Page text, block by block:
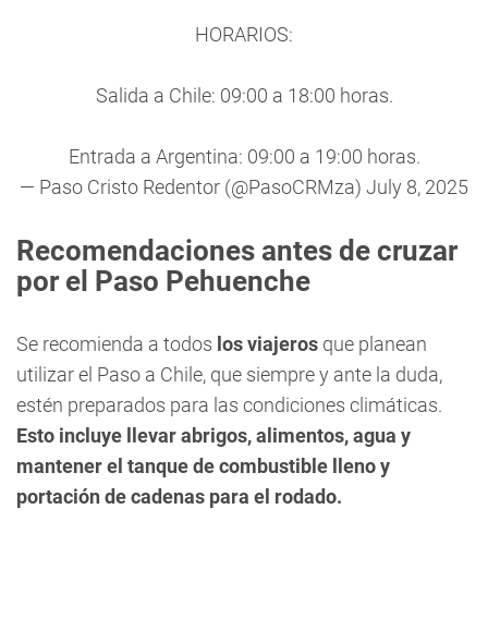
HORARIOS:
Salida a Chile: 09:00 a 18:00 horas.
Entrada a Argentina: 09:00 a 19:00 horas.
— Paso Cristo Redentor (@PasoCRMza) July 8, 2025
Recomendaciones antes de cruzar
por el Paso Pehuenche
Se recomienda a todos los viajeros que planean
utilizar el Paso a Chile, que siempre y ante la duda,
estén preparados para las condiciones climáticas.
Esto incluye llevar abrigos, alimentos, agua y
mantener el tanque de combustible lleno y
portación de cadenas para el rodado.